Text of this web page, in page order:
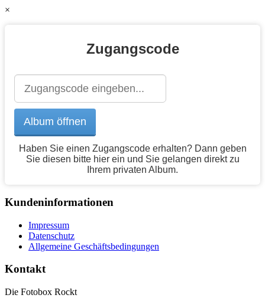
×
Zugangscode
Haben Sie einen Zugangscode erhalten? Dann geben
Sie diesen bitte hier ein und Sie gelangen direkt zu
Ihrem privaten Album.
Kundeninformationen
Impressum
Datenschutz
Allgemeine Geschäftsbedingungen
Kontakt
Die Fotobox Rockt